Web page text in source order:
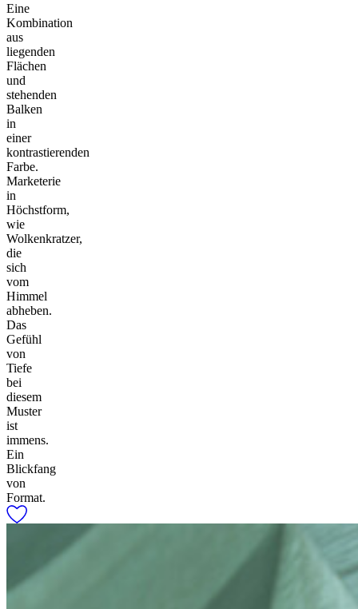
Eine
Kombination
aus
liegenden
Flächen
und
stehenden
Balken
in
einer
kontrastierenden
Farbe.
Marketerie
in
Höchstform,
wie
Wolkenkratzer,
die
sich
vom
Himmel
abheben.
Das
Gefühl
von
Tiefe
bei
diesem
Muster
ist
immens.
Ein
Blickfang
von
Format.